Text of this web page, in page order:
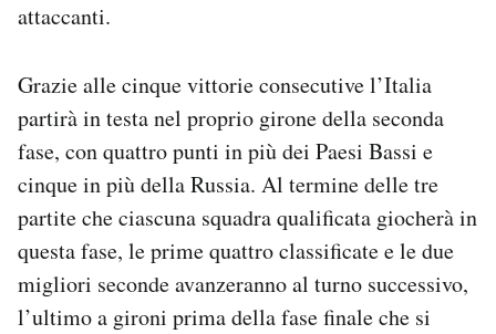
attaccanti.
Grazie alle cinque vittorie consecutive l’Italia
partirà in testa nel proprio girone della seconda
fase, con quattro punti in più dei Paesi Bassi e
cinque in più della Russia. Al termine delle tre
partite che ciascuna squadra qualificata giocherà in
questa fase, le prime quattro classificate e le due
migliori seconde avanzeranno al turno successivo,
l’ultimo a gironi prima della fase finale che si